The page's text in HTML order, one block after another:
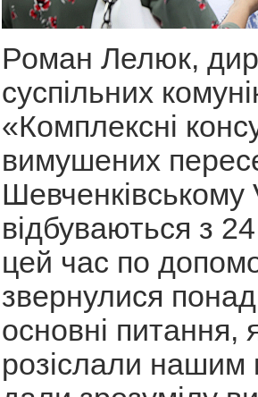
Роман Лелюк,
суспільних
«Комплексні
вимушених
відбуваються з
цей час по
звернулися
основні питання,
розіслали